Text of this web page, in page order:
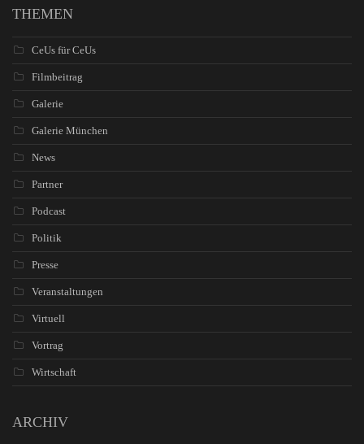
THEMEN
CeUs für CeUs
Filmbeitrag
Galerie
Galerie München
News
Partner
Podcast
Politik
Presse
Veranstaltungen
Virtuell
Vortrag
Wirtschaft
ARCHIV